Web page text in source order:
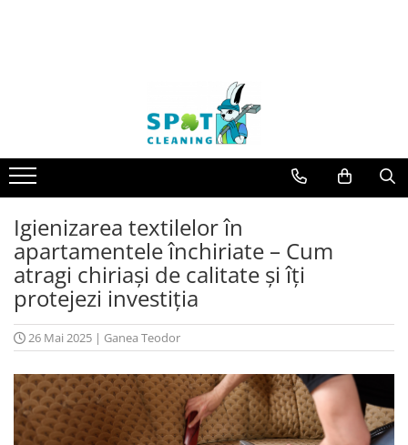
Igienizarea textilelor în
apartamentele închiriate – Cum
atragi chiriași de calitate și îți
protejezi investiția
26 Mai 2025 | Ganea Teodor